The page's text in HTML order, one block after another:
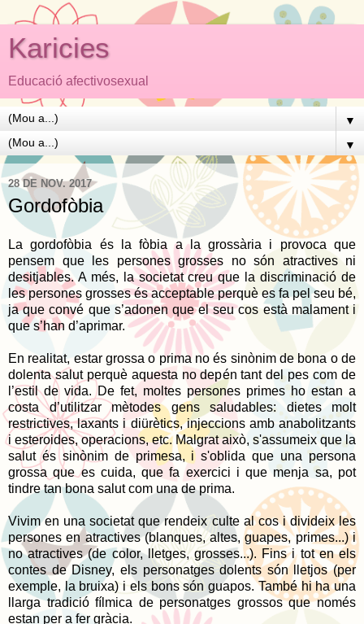
Karicies
Educació afectivosexual
▼
▼
28 DE NOV. 2017
Gordofòbia
La gordofòbia és la fòbia a la grossària i provoca que
pensem que les persones grosses no són atractives ni
desitjables. A més, la societat creu que la discriminació de
les persones grosses és acceptable perquè es fa pel seu bé,
ja que convé que s’adonen que el seu cos està malament i
que s’han d’aprimar.
En realitat, estar grossa o prima no és sinònim de bona o de
dolenta salut perquè aquesta no depén tant del pes com de
l’estil de vida. De fet, moltes persones primes ho estan a
costa d’utilitzar mètodes gens saludables: dietes molt
restrictives, laxants i diürètics, injeccions amb anabolitzants
i esteroides, operacions, etc. Malgrat això, s'assumeix que la
salut és sinònim de primesa, i s'oblida que una persona
grossa que es cuida, que fa exercici i que menja sa, pot
tindre tan bona salut com una de prima.
Vivim en una societat que rendeix culte al cos i divideix les
persones en atractives (blanques, altes, guapes, primes...) i
no atractives (de color, lletges, grosses...). Fins i tot en els
contes de Disney, els personatges dolents són lletjos (per
exemple, la bruixa) i els bons són guapos. També hi ha una
llarga tradició fílmica de personatges grossos que només
estan per a fer gràcia.